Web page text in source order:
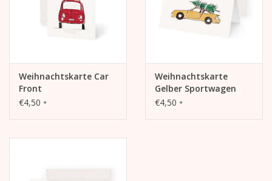
Weihnachtskarte Car
Front
€4,50 *
Weihnachtskarte
Gelber Sportwagen
€4,50 *